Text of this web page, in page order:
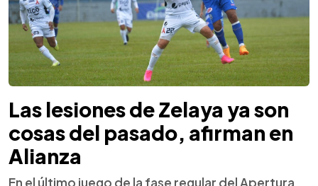
Las lesiones de Zelaya ya son
cosas del pasado, afirman en
Alianza
En el último juego de la fase regular del Apertura